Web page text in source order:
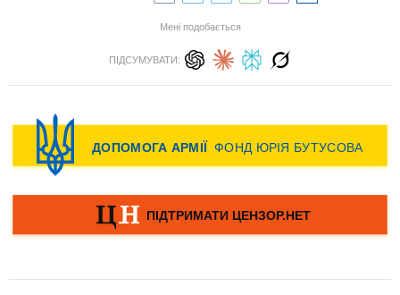
Мені подобається
ПІДСУМУВАТИ: